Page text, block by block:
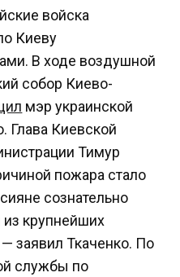
войска
Киеву
В ходе воздушной
собор Киево-
мэр украинской
Глава Киевской
Тимур
пожара стало
сознательно
крупнейших
заявил Ткаченко. По
службы по